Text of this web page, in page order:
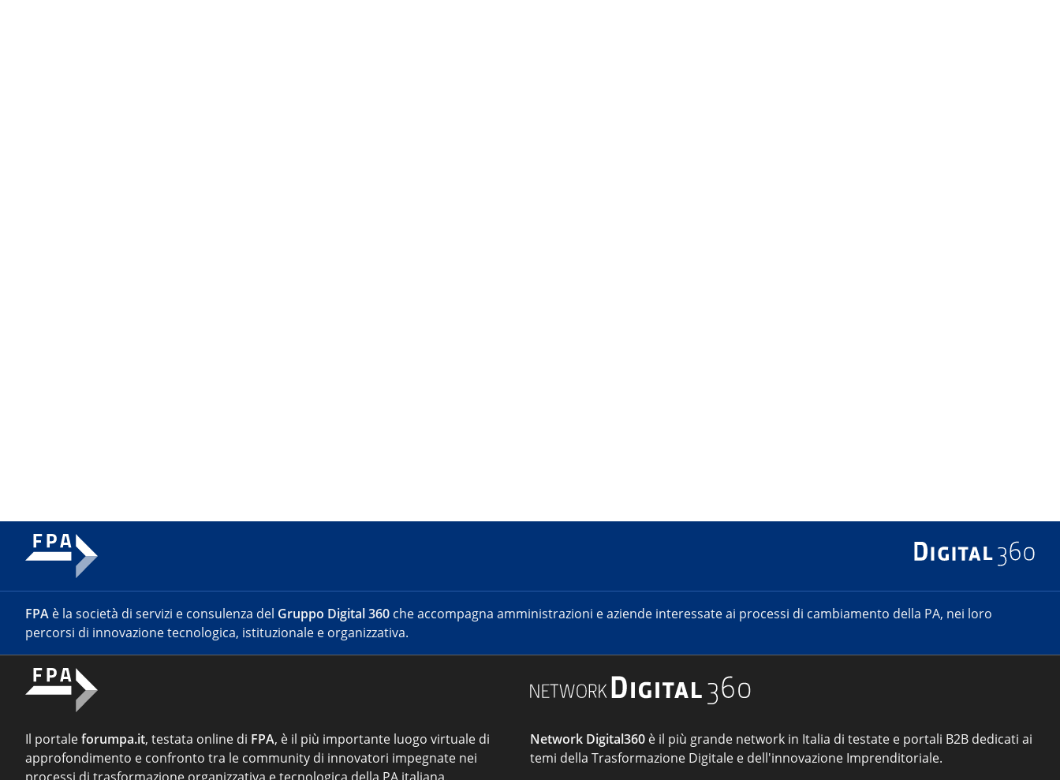
FPA è la società di servizi e consulenza del Gruppo Digital 360 che accompagna amministrazioni e aziende interessate ai processi di cambiamento della PA, nei loro
percorsi di innovazione tecnologica, istituzionale e organizzativa.
Il portaleforumpa.it, testata online di FPA, è il più importante luogo virtuale di
approfondimento e confronto tra le community di innovatori impegnate nei
Network Digital360 è il più grande network in Italia di testate e portali B2B dedicati ai
temi della Trasformazione Digitale e dell'innovazione Imprenditoriale.